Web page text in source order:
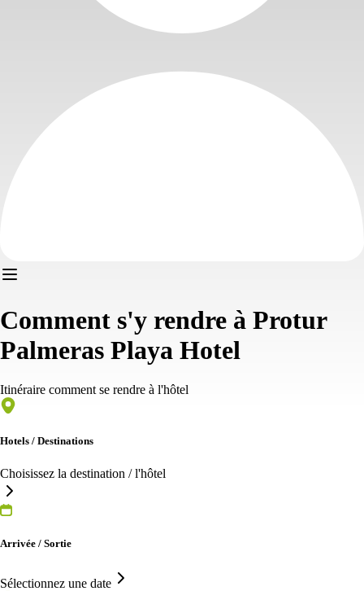
Comment s'y rendre à Protur
Palmeras Playa Hotel
Itinéraire comment se rendre à l'hôtel
Hotels / Destinations
Choisissez la destination / l'hôtel
Arrivée / Sortie
Sélectionnez une date